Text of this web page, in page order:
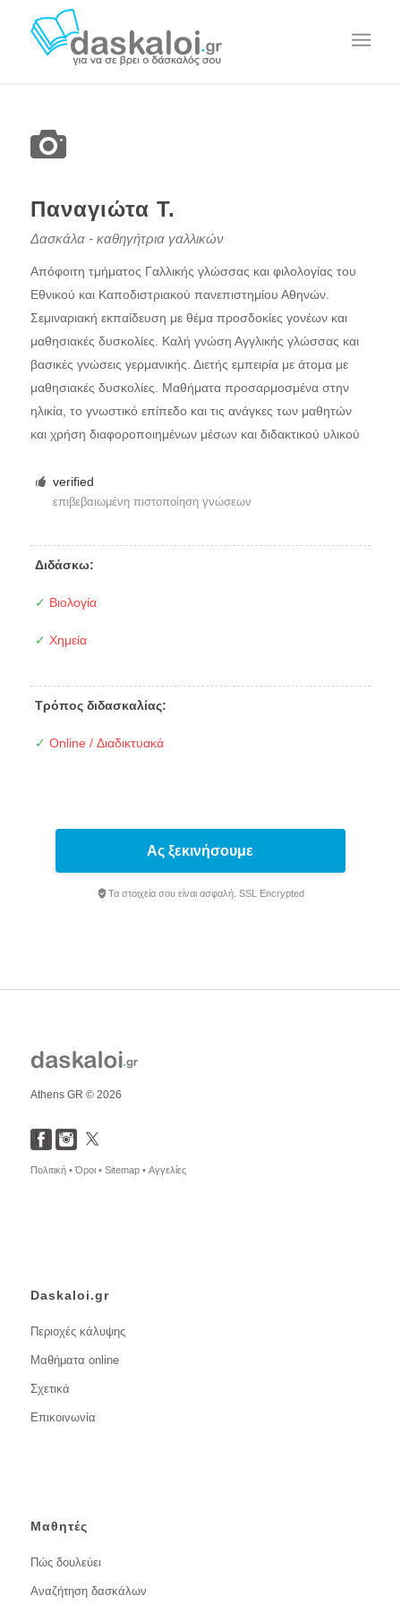
Παναγιώτα Τ.
Δασκάλα - καθηγήτρια γαλλικών
Απόφοιτη τμήματος Γαλλικής γλώσσας και φιλολογίας του
Εθνικού και Καποδιστριακού πανεπιστημίου Αθηνών.
Σεμιναριακή εκπαίδευση με θέμα προσδοκίες γονέων και
μαθησιακές δυσκολίες. Καλή γνώση Αγγλικής γλώσσας και
βασικές γνώσεις γερμανικής. Διετής εμπειρία με άτομα με
μαθησιακές δυσκολίες. Μαθήματα προσαρμοσμένα στην
ηλικία, το γνωστικό επίπεδο και τις ανάγκες των μαθητών
και χρήση διαφοροποιημένων μέσων και διδακτικού υλικού
verified
επιβεβαιωμένη πιστοποίηση γνώσεων
Διδάσκω:
✓ Βιολογία
✓ Χημεία
Τρόπος διδασκαλίας:
✓ Online / Διαδικτυακά
Ας ξεκινήσουμε
Τα στοιχεία σου είναι ασφαλή. SSL Encrypted
Athens GR © 2026
Πολιτική •Όροι • Sitemap • Αγγελίες
Daskaloi.gr
Περιοχές κάλυψης
Μαθήματα online
Σχετικά
Επικοινωνία
Μαθητές
Πώς δουλεύει
Αναζήτηση δασκάλων